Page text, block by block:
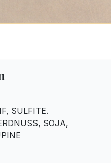
SULFITE.
SOJA,